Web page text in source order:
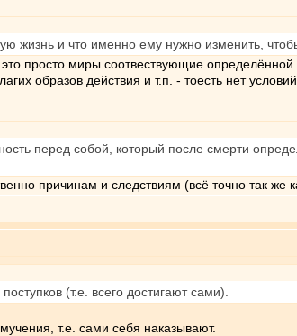
жизнь и что именно ему нужно изменить,
просто миры соотвествующие
образов действия и т.п. - тоесть нет
перед собой, который после смерти
причинам и следствиям (всё точно так же
(т.е. всего достигают сами).
т.е. сами себя наказывают.